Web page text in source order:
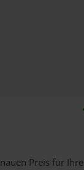
Preis für Ihre